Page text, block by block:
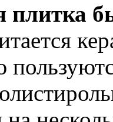
плитка